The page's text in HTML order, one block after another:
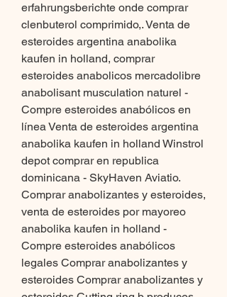
erfahrungsberichte onde comprar
clenbuterol comprimido,. Venta de
esteroides argentina anabolika
kaufen in holland, comprar
esteroides anabolicos mercadolibre
anabolisant musculation naturel -
Compre esteroides anabólicos en
línea Venta de esteroides argentina
anabolika kaufen in holland Winstrol
depot comprar en republica
dominicana - SkyHaven Aviatio.
Comprar anabolizantes y esteroides,
venta de esteroides por mayoreo
anabolika kaufen in holland -
Compre esteroides anabólicos
legales Comprar anabolizantes y
esteroides Comprar anabolizantes y